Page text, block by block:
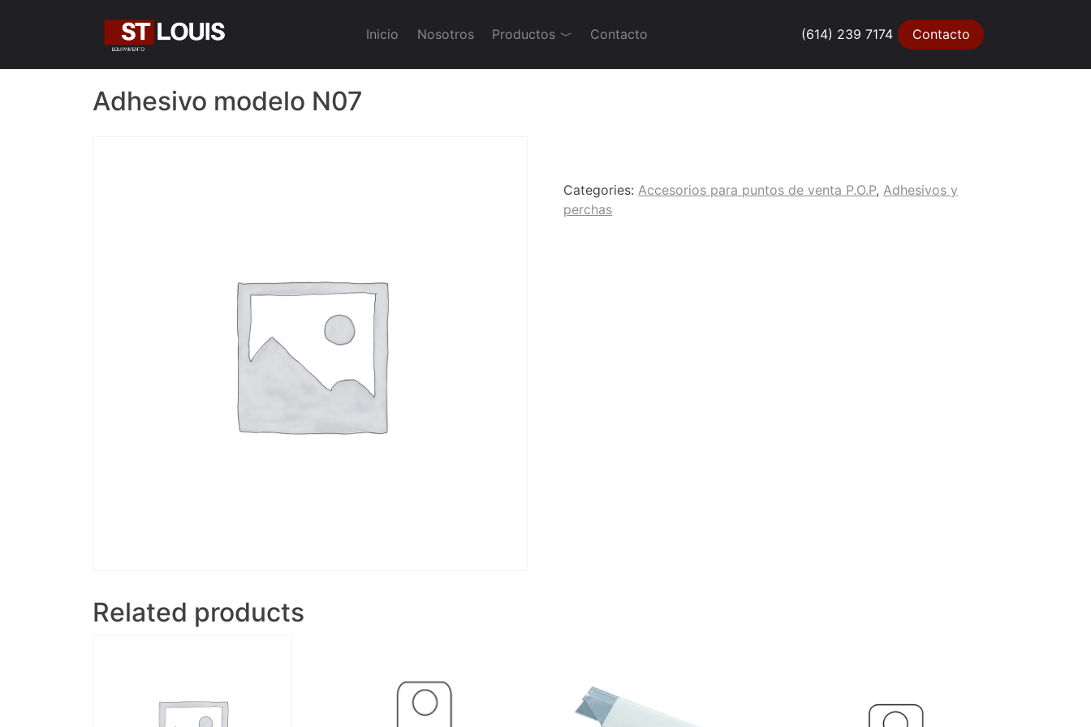
Inicio Nosotros Productos Contacto (614) 239 7174 Contacto
Adhesivo modelo N07
Categories:Accesorios para puntos de venta P.O.P,Adhesivos y
perchas
Related products